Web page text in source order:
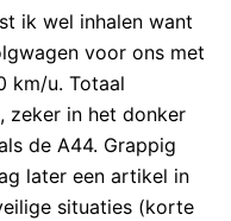
ik wel inhalen want
voor ons met
km/u. Totaal
zeker in het donker
de A44. Grappig
later een artikel in
situaties (korte